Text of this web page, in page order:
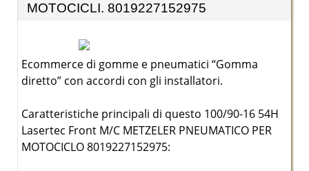
MOTOCICLI. 8019227152975
Ecommerce di gomme e pneumatici “Gomma
diretto” con accordi con gli installatori.
Caratteristiche principali di questo 100/90-16 54H
Lasertec Front M/C METZELER PNEUMATICO PER
MOTOCICLO 8019227152975: